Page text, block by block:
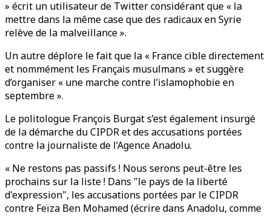
» écrit un utilisateur de Twitter considérant que « la
mettre dans la même case que des radicaux en Syrie
relève de la malveillance ».
Un autre déplore le fait que la « France cible directement
et nommément les Français musulmans » et suggère
d’organiser « une marche contre l’islamophobie en
septembre ».
Le politologue François Burgat s’est également insurgé
de la démarche du CIPDR et des accusations portées
contre la journaliste de l’Agence Anadolu.
« Ne restons pas passifs ! Nous serons peut-être les
prochains sur la liste ! Dans "le pays de la liberté
d'expression", les accusations portées par le CIPDR
contre Feïza Ben Mohamed (écrire dans Anadolu, comme